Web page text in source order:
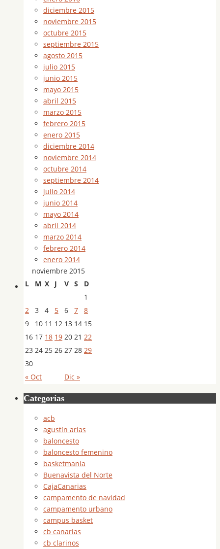
diciembre 2015
noviembre 2015
octubre 2015
septiembre 2015
agosto 2015
julio 2015
junio 2015
mayo 2015
abril 2015
marzo 2015
febrero 2015
enero 2015
diciembre 2014
noviembre 2014
octubre 2014
septiembre 2014
julio 2014
junio 2014
mayo 2014
abril 2014
marzo 2014
febrero 2014
enero 2014
noviembre 2015
L
M X J V S D
« Oct Dic »
1
2
3 4 5 6 7
8
9
10 11 12 13 14 15
16 17 18 19 20 21 22
23 24 25 26 27 28 29
30
Categorías
acb
agustín arias
baloncesto
baloncesto femenino
basketmanía
Buenavista del Norte
CajaCanarias
campamento de navidad
campamento urbano
campus basket
cb canarias
cb clarinos